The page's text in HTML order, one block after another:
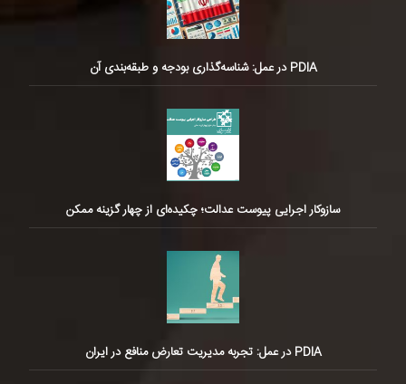
PDIA در عمل: شناسه‌گذاری بودجه و طبقه‌بندی آن
سازوکار اجرایی پیوست عدالت؛ چکیده‌ای از چهار گزینه ممکن
PDIA در عمل: تجربه مدیریت تعارض منافع در ایران